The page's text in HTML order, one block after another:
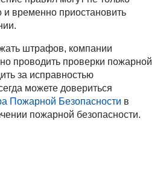
временно приостановить
штрафов, компании
проводить проверки пожарной
за исправностью
можете довериться
Пожарной Безопасности в
пожарной безопасности.